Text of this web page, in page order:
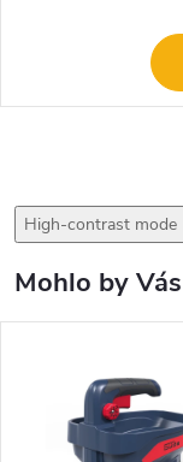
High-contrast mode
Mohlo by